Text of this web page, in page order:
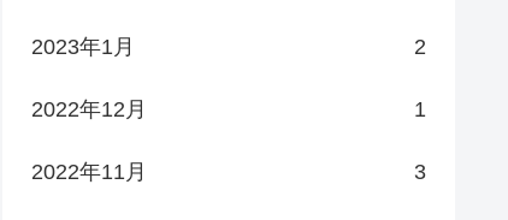
2023年1月 2
2022年12月 1
2022年11月 3